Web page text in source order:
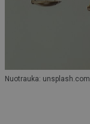
Nuotrauka: unsplash.com